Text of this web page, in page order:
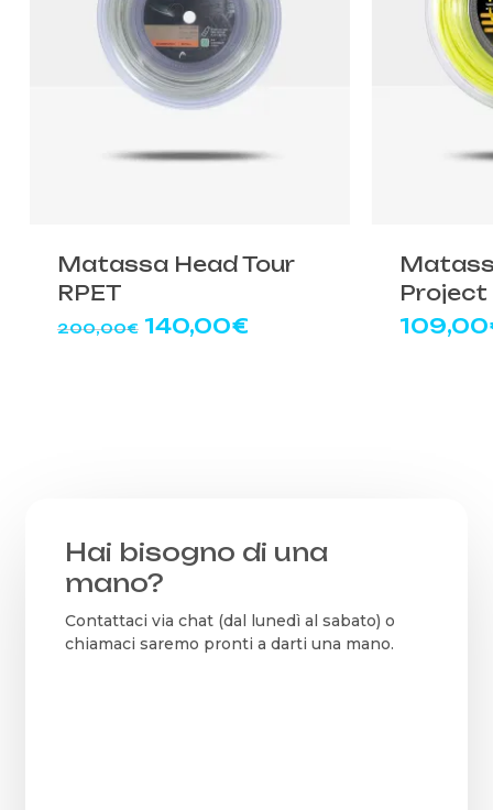
Matassa Head Tour
RPET
200,00€ Il
140,00€Il
Project
109,00
Hai bisogno di una
mano?
Contattaci via chat (dal lunedì al sabato) o
chiamaci saremo pronti a darti una mano.